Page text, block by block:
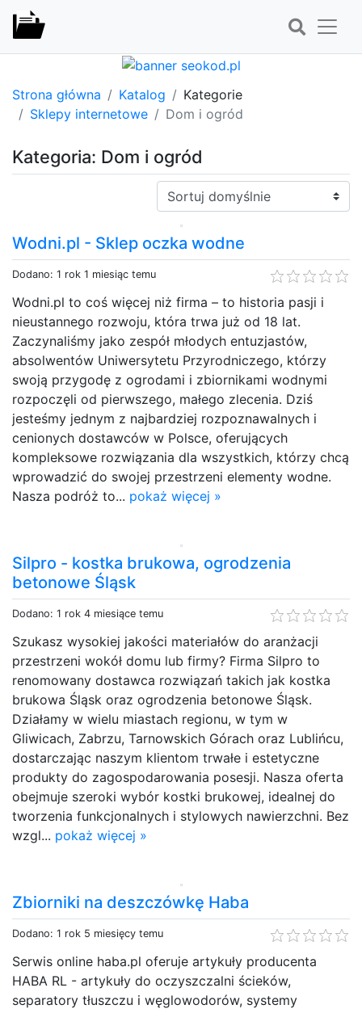
Strona główna Katalog
Kategorie
Sklepy internetowe
Dom i ogród
Kategoria: Dom i ogród
Sortuj:
Wodni.pl - Sklep oczka wodne
Dodano: 1 rok 1 miesiąc temu
Wodni.pl to coś więcej niż firma – to historia pasji i
nieustannego rozwoju, która trwa już od 18 lat.
Zaczynaliśmy jako zespół młodych entuzjastów,
absolwentów Uniwersytetu Przyrodniczego, którzy
swoją przygodę z ogrodami i zbiornikami wodnymi
rozpoczęli od pierwszego, małego zlecenia. Dziś
jesteśmy jednym z najbardziej rozpoznawalnych i
cenionych dostawców w Polsce, oferujących
kompleksowe rozwiązania dla wszystkich, którzy chcą
wprowadzić do swojej przestrzeni elementy wodne.
Nasza podróż to... pokaż więcej »
Silpro - kostka brukowa, ogrodzenia
betonowe Śląsk
Dodano: 1 rok 4 miesiące temu
Szukasz wysokiej jakości materiałów do aranżacji
przestrzeni wokół domu lub firmy? Firma Silpro to
renomowany dostawca rozwiązań takich jak kostka
brukowa Śląsk oraz ogrodzenia betonowe Śląsk.
Działamy w wielu miastach regionu, w tym w
Gliwicach, Zabrzu, Tarnowskich Górach oraz Lublińcu,
dostarczając naszym klientom trwałe i estetyczne
produkty do zagospodarowania posesji. Nasza oferta
obejmuje szeroki wybór kostki brukowej, idealnej do
tworzenia funkcjonalnych i stylowych nawierzchni. Bez
wzgl... pokaż więcej »
Zbiorniki na deszczówkę Haba
Dodano: 1 rok 5 miesięcy temu
Serwis online haba.pl oferuje artykuły producenta
HABA RL - artykuły do oczyszczalni ścieków,
separatory tłuszczu i węglowodorów, systemy